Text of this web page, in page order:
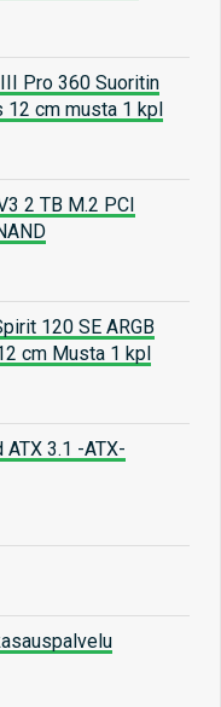
Pro 360 Suoritin
12 cm musta 1 kpl
2 TB M.2 PCI
120 SE ARGB
cm Musta 1 kpl
3.1 -ATX-